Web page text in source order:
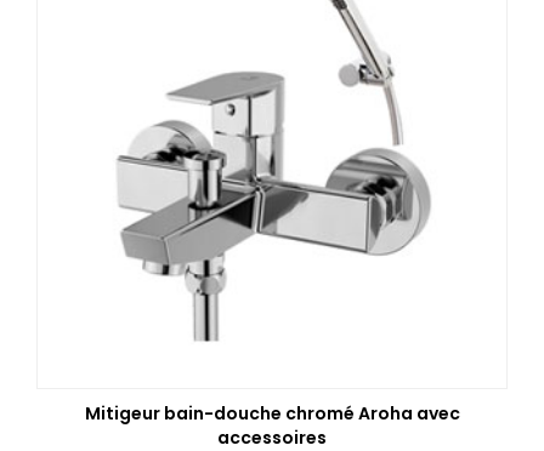
Mitigeur bain-douche chromé Aroha avec
accessoires